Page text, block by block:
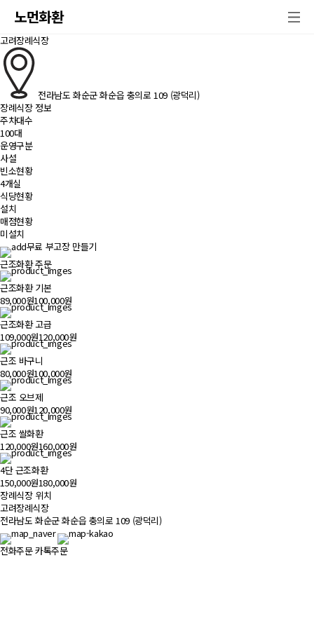
노먼화환
고려장례식장
전라남도 화순군 화순읍 충의로 109 (광덕리)
장례식장 정보
주차대수
100대
운영구분
사설
빈소현황
4개실
식당현황
설치
매점현황
미설치
무료 부고장 만들기
근조화환 주문
근조화환 기본
89,000원100,000원
근조화환 고급
109,000원120,000원
근조 바구니
80,000원100,000원
근조 오브제
90,000원120,000원
근조 쌀화환
120,000원160,000원
4단 근조화환
150,000원180,000원
장례식장 위치500m
고려장례식장
전라남도 화순군 화순읍 충의로 109 (광덕리)
전화주문카톡주문